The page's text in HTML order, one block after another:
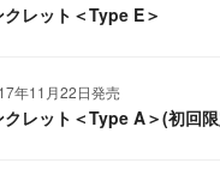
レット＜Type E＞
年11月22日発売
クレット＜Type A＞(初回